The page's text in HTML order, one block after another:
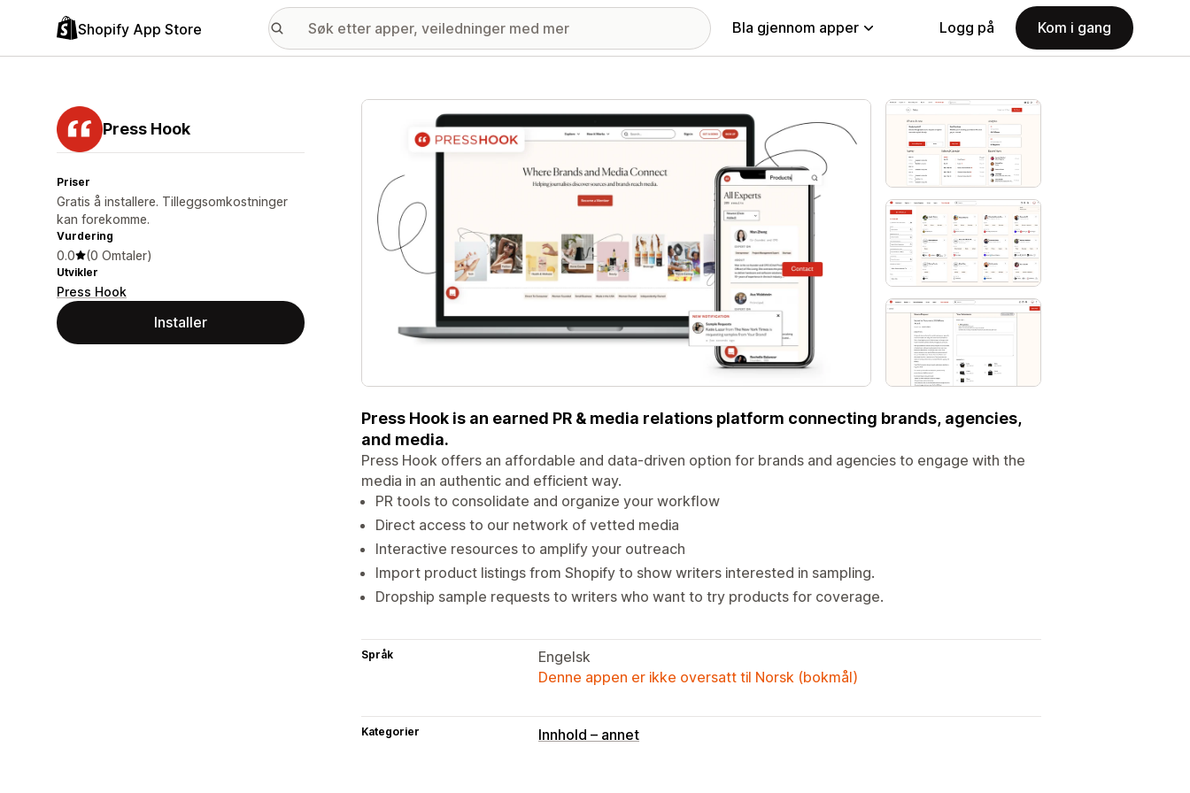
Shopify App Store Bla gjennom apper Logg på Kom i gang
Press Hook
Priser
Gratis å installere. Tilleggsomkostninger
kan forekomme.
Vurdering
0.0 (0 Omtaler)
Utvikler
Press Hook
Installer
Galleri med fremhevede bilder
Press Hook is an earned PR & media relations platform connecting brands, agencies,
and media.
Press Hook offers an affordable and data-driven option for brands and agencies to engage with the
media in an authentic and efficient way.
PR tools to consolidate and organize your workflow
Direct access to our network of vetted media
Interactive resources to amplify your outreach
Import product listings from Shopify to show writers interested in sampling.
Dropship sample requests to writers who want to try products for coverage.
Språk
Engelsk
Denne appen er ikke oversatt til Norsk (bokmål)
Kategorier Innhold – annet